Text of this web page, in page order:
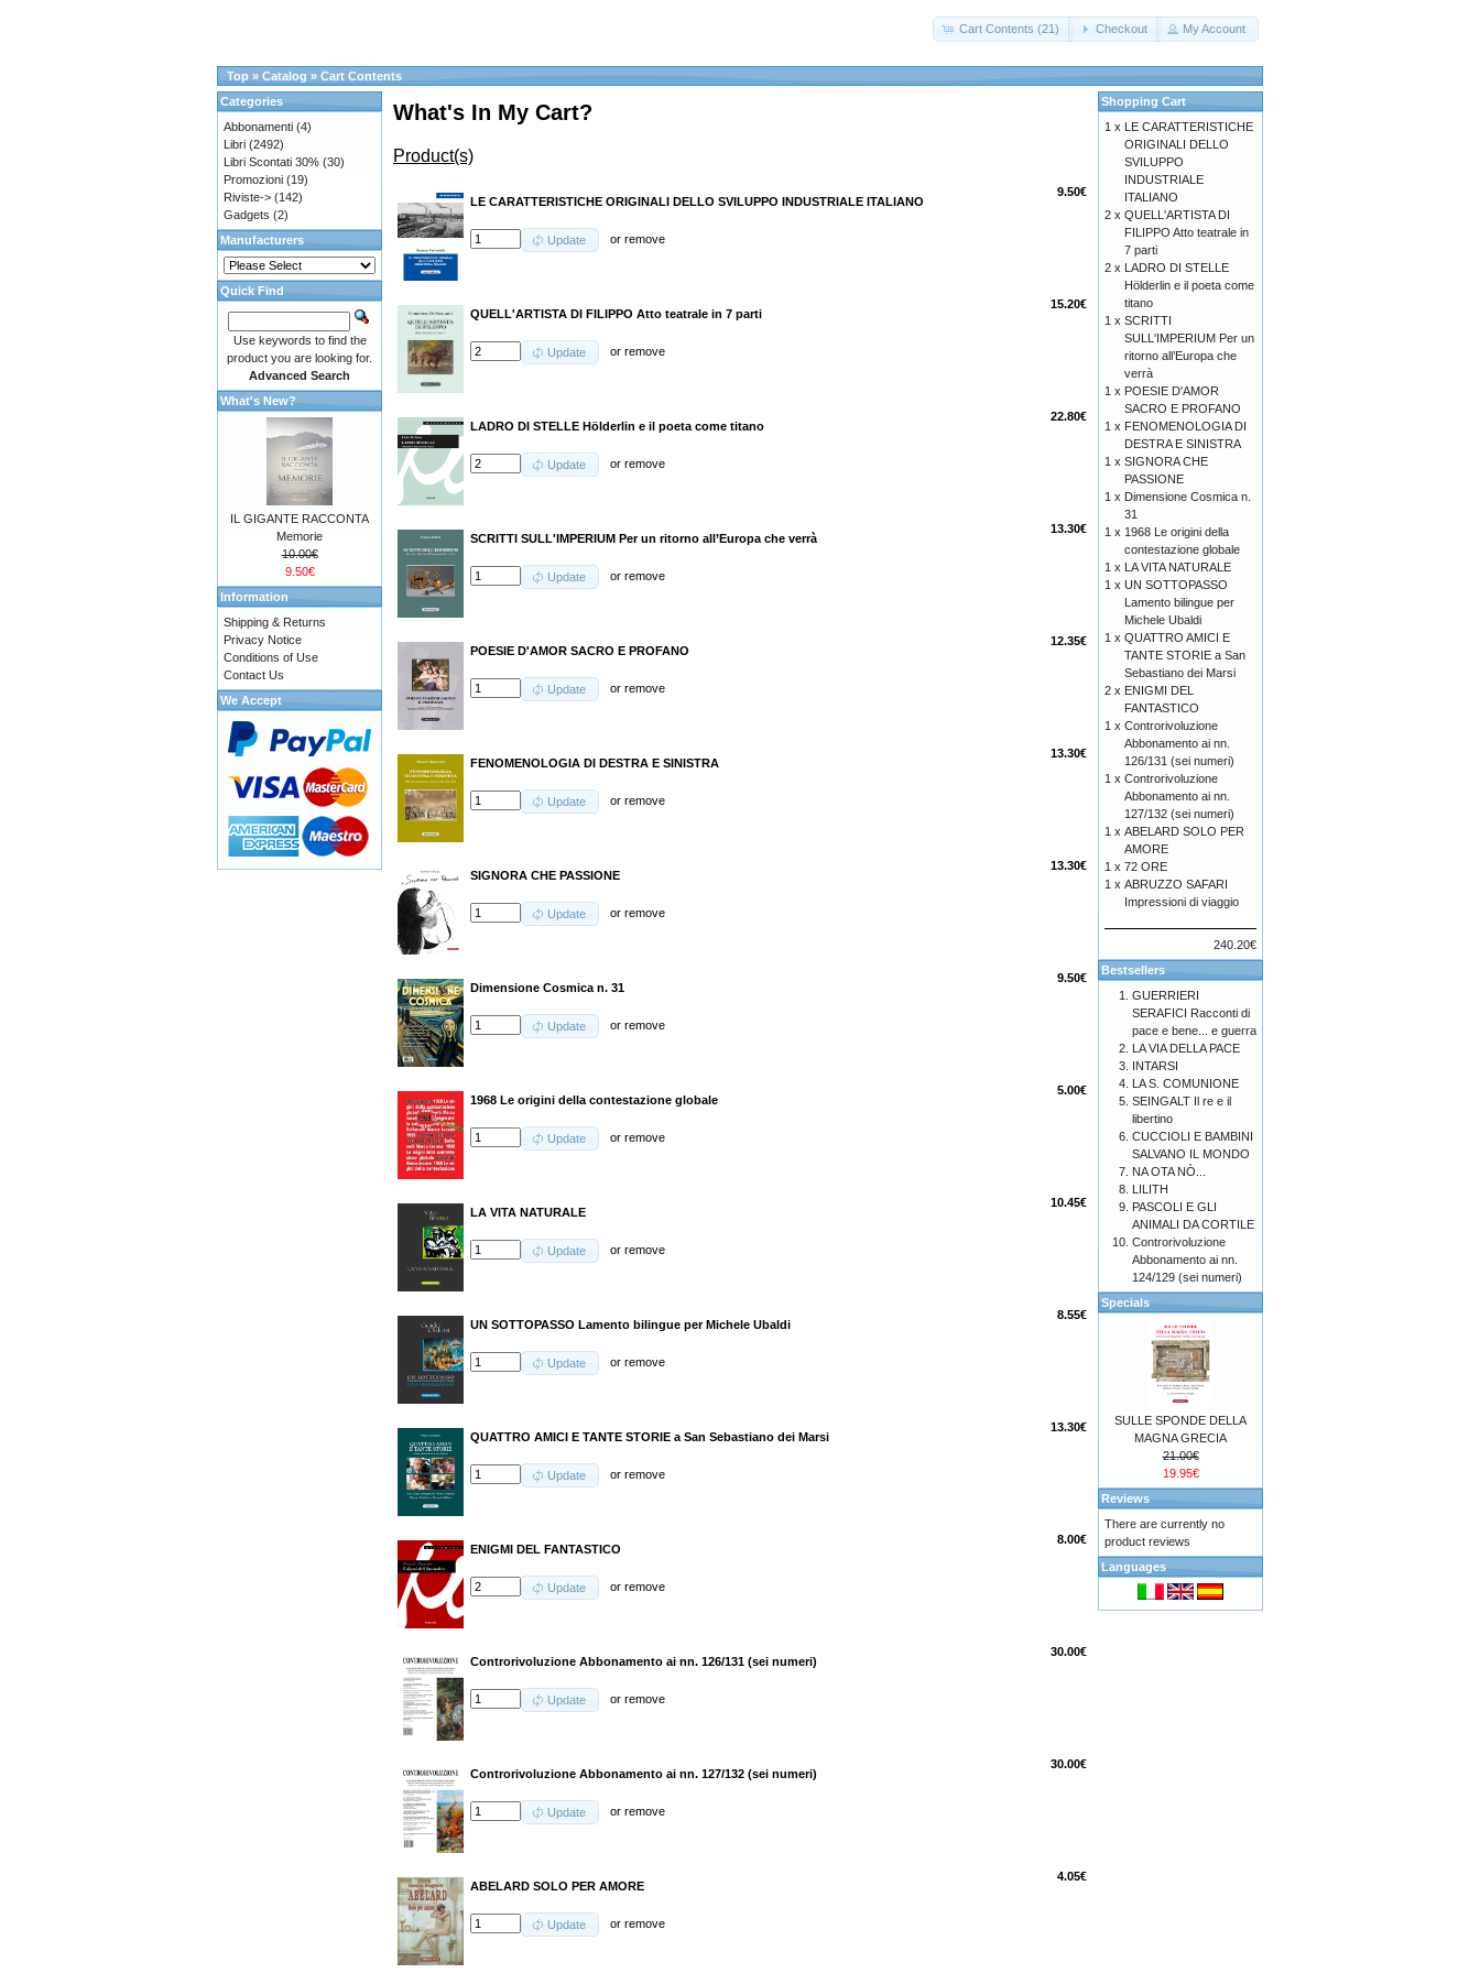
Cart Contents (21) Checkout My Account
Top » Catalog » Cart Contents
What's In My Cart?
Product(s)
LE CARATTERISTICHE ORIGINALI DELLO SVILUPPO INDUSTRIALE ITALIANO
Update orremove
9.50€
QUELL'ARTISTA DI FILIPPO Atto teatrale in 7 parti
Update orremove
15.20€
LADRO DI STELLE Hölderlin e il poeta come titano
Update orremove
22.80€
SCRITTI SULL'IMPERIUM Per un ritorno all’Europa che verrà
Update orremove
13.30€
POESIE D'AMOR SACRO E PROFANO
Update orremove
12.35€
FENOMENOLOGIA DI DESTRA E SINISTRA
Update orremove
13.30€
SIGNORA CHE PASSIONE
Update orremove
13.30€
Dimensione Cosmica n. 31
Update orremove
9.50€
1968 Le origini della contestazione globale
Update orremove
5.00€
LA VITA NATURALE
Update orremove
10.45€
UN SOTTOPASSO Lamento bilingue per Michele Ubaldi
Update orremove
8.55€
QUATTRO AMICI E TANTE STORIE a San Sebastiano dei Marsi
Update orremove
13.30€
ENIGMI DEL FANTASTICO
Update orremove
8.00€
Controrivoluzione Abbonamento ai nn. 126/131 (sei numeri)
Update orremove
30.00€
Controrivoluzione Abbonamento ai nn. 127/132 (sei numeri)
Update orremove
30.00€
ABELARD SOLO PER AMORE
Update orremove
4.05€
Categories
Abbonamenti (4)
Libri (2492)
Libri Scontati 30% (30)
Promozioni (19)
Riviste-> (142)
Gadgets (2)
Manufacturers
Quick Find
Use keywords to find the
product you are looking for.
Advanced Search
What's New?
IL GIGANTE RACCONTA
Memorie
10.00€
9.50€
Information
Shipping & Returns
Privacy Notice
Conditions of Use
Contact Us
We Accept
Shopping Cart
1 x LE CARATTERISTICHE
ORIGINALI DELLO
SVILUPPO
INDUSTRIALE
ITALIANO
2 x QUELL'ARTISTA DI
FILIPPO Atto teatrale in
7 parti
2 x LADRO DI STELLE
Hölderlin e il poeta come
titano
1 x SCRITTI
SULL'IMPERIUM Per un
ritorno all’Europa che
verrà
1 x POESIE D'AMOR
SACRO E PROFANO
1 x FENOMENOLOGIA DI
DESTRA E SINISTRA
1 x SIGNORA CHE
PASSIONE
1 x Dimensione Cosmica n.
31
1 x 1968 Le origini della
contestazione globale
1 x LA VITA NATURALE
1 x UN SOTTOPASSO
Lamento bilingue per
Michele Ubaldi
1 x QUATTRO AMICI E
TANTE STORIE a San
Sebastiano dei Marsi
2 x ENIGMI DEL
FANTASTICO
1 x Controrivoluzione
Abbonamento ai nn.
126/131 (sei numeri)
1 x Controrivoluzione
Abbonamento ai nn.
127/132 (sei numeri)
1 x ABELARD SOLO PER
AMORE
1 x 72 ORE
1 x ABRUZZO SAFARI
Impressioni di viaggio
240.20€
Bestsellers
GUERRIERI
SERAFICI Racconti di
pace e bene... e guerra
LA VIA DELLA PACE
INTARSI
LA S. COMUNIONE
SEINGALT Il re e il
libertino
CUCCIOLI E BAMBINI
SALVANO IL MONDO
NA OTA NÒ...
LILITH
PASCOLI E GLI
ANIMALI DA CORTILE
Controrivoluzione
Abbonamento ai nn.
124/129 (sei numeri)
Specials
SULLE SPONDE DELLA
MAGNA GRECIA
21.00€
19.95€
Reviews
There are currently no
product reviews
Languages